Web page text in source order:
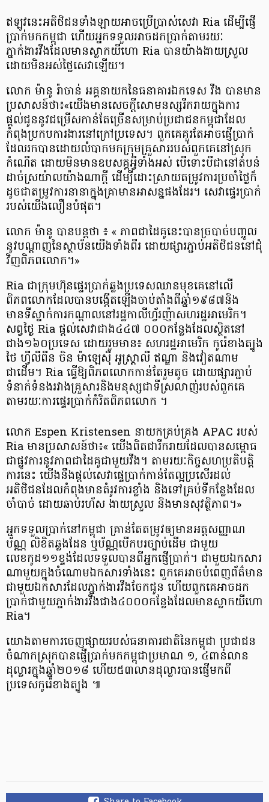
ឥឡូវនេះអតិថិជនទាំងឡាយអាចប្រើប្រាស់សេវា Ria ដើម្បីផ្ញើ
ប្រាក់មកកម្ពុជា ហើយអ្នកទទួលអាចដកប្រាក់តាមរយៈ
ភ្នាក់ងារវីងដែលមានស្លាកយីហោ Ria បានយ៉ាងងាយស្រួល
ដោយមិនអស់ថ្លៃសេវាឡើយ។
លោក ម៉ានូ រ៉ាចាន់ អគ្គនាយកនៃធនាគារឯកទេស វីង បានមាន
ប្រសាសន៍ថា៖«យើងមានសេចក្តីសោមនស្សរីករាយក្នុងការ
ផ្តល់ជូននូវជម្រើសកាន់តែច្រើនសម្រាប់ប្រជាជនកម្ពុជាដែល
កំពុងប្រកបការងារនៅក្រៅប្រទេស។ ពួកគេគួរតែអាចផ្ញើប្រាក់
ដែលរកបានដោយលំបាកមកក្រុមគ្រួសាររបស់ពួកគេនៅស្រុក
កំណើត ដោយមិនមានឧបសគ្គអ្វីទាំងអស់ បើទោះបីជានៅតំបន់
ដាច់ស្រយ៉ាលយ៉ាងណាក្តី ដើម្បីដោះស្រាយតម្រូវការប្រចាំថ្ងៃក៏
ដូចជាតម្រូវការនានាក្នុងគ្រាមានអាសន្នផងដែរ។ សេវាផ្ទេរប្រាក់
របស់យើងលឿនបំផុត។
លោក​ ម៉ានូ បានបន្តថា ៖ « ភាពជាដៃគូនេះបានច្របាច់បញ្ចូល
នូវបណ្តាញនៃស្ថាប័នយើងទាំងពីរ ដោយផ្សារភ្ជាប់អតិថិជននៅជុំ
វិញពិភពលោក។»
Ria ជាក្រុមហ៊ុនផ្ទេរប្រាក់ឆ្លងប្រទេសឈានមុខគេនៅលើ
ពិភពលោកដែលបានបង្កើតឡើងចាប់តាំងពីឆ្នាំ១៩៨៧និង
មានទីស្នាក់ការកណ្តាលនៅរដ្ឋកាលីហ្វ័រញ៉ាសហរដ្ឋអាមេរិក។
សព្វថ្ងៃ Ria ផ្តល់សេវាជាង៤៤៧ ០០០កន្លែងដែលស្ថិតនៅ
ជាង១៦០ប្រទេស ដោយរួមមាន៖ សហរដ្ឋអាមេរិក កូរ៉េខាងត្បូង
ថៃ ហ្វីលីពីន ចិន ម៉ាឡេស៊ី អូស្ត្រាលី ឥណ្ឌា និងវៀតណាម
ជាដើម។ Ria ធ្វើឱ្យពិភពលោកកាន់តែរួមតូច ដោយផ្សារភ្ជាប់
ទំនាក់ទំនងរវាងគ្រួសារនិងមនុស្សជាទីស្រលាញ់របស់ពួកគេ
តាមរយៈការផ្ទេរប្រាក់កំរិតពិភពលោក ។
លោក Espen Kristensen នាយកគ្រប់គ្រង APAC របស់
Ria មានប្រសាសន៍ថា៖« យើងពិតជារីករាយដែលបានសម្ពោធ
ជាផ្លូវការនូវភាពជាដៃគូជាមួយវីង។ តាមរយៈកិច្ចសហប្រតិបត្តិ
ការនេះ យើងនឹងផ្តល់សេវាផ្ទេប្រាក់កាន់តែល្អប្រសើរដល់
អតិថិជនដែលកំពុងមានតំរូវការខ្លាំង និងទៅគ្រប់ទីកន្លែងដែល
ចាំបាច់ ដោយឆាប់រហ័ស ងាយស្រួល និងមានសុវត្ថិភាព។»
អ្នកទទួលប្រាក់នៅកម្ពុជា គ្រាន់តែតម្រូវឲ្យមានអត្តសញ្ញាណ
ប័ណ្ណ លិខិតឆ្លងដែន ឬប័ណ្ណបើកបរច្បាប់ដើម ជាមួយ
លេខកូដ១១ខ្ទង់ដែលទទួលបានពីអ្នកផ្ញើប្រាក់។ ជាមួយឯកសារ
ណាមួយក្នុងចំណោមឯកសារទាំងនេះ ពួកគេអាចបំពេញព័ត៌មាន
ជាមួយឯកសារដែលភ្នាក់ងារវីងចែកជូន ហើយពួកគេអាចដក
ប្រាក់ជាមួយភ្នាក់ងារវីងជាង៤០០០កន្លែងដែលមានស្លាកយីហោ
Ria។
យោងតាមការចេញផ្សាយរបស់ធនាគារជាតិនៃកម្ពុជា ប្រជាជន
ចំណាកស្រុកបានផ្ញើប្រាក់មកកម្ពុជាប្រមាណ ១, ៤ពាន់លាន
ដុល្លារក្នុងឆ្នាំ២០១៨ ហើយ៥៣លានដុល្លារបានផ្ញើមកពី
ប្រទេសកូរ៉េខាងត្បូង ៕